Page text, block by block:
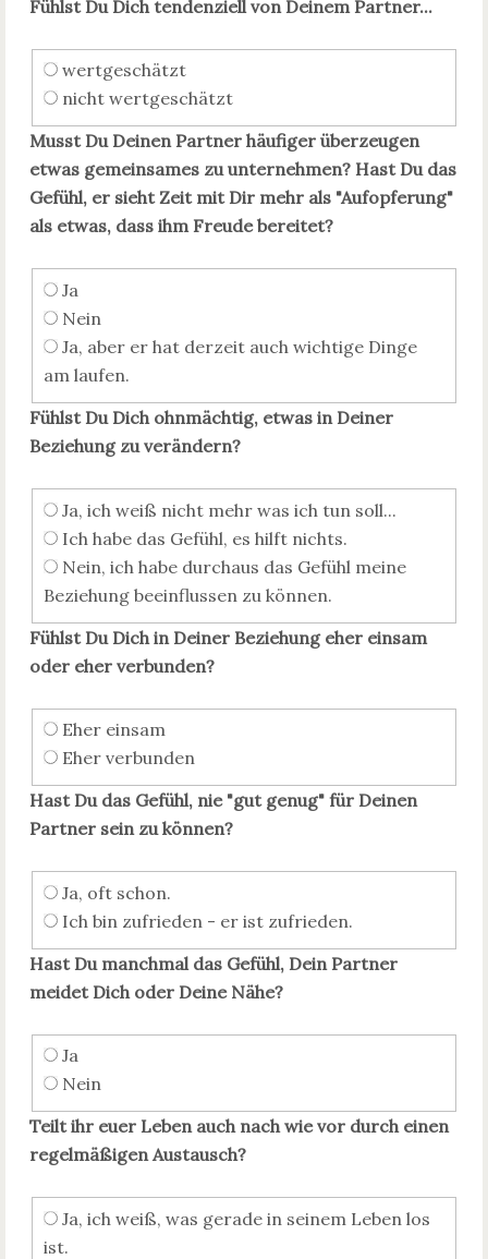
Fühlst Du Dich tendenziell von Deinem Partner...
wertgeschätzt
nicht wertgeschätzt
Musst Du Deinen Partner häufiger überzeugen
etwas gemeinsames zu unternehmen? Hast Du das
Gefühl, er sieht Zeit mit Dir mehr als "Aufopferung"
als etwas, dass ihm Freude bereitet?
Ja
Nein
Ja, aber er hat derzeit auch wichtige Dinge
am laufen.
Fühlst Du Dich ohnmächtig, etwas in Deiner
Beziehung zu verändern?
Ja, ich weiß nicht mehr was ich tun soll...
Ich habe das Gefühl, es hilft nichts.
Nein, ich habe durchaus das Gefühl meine
Beziehung beeinflussen zu können.
Fühlst Du Dich in Deiner Beziehung eher einsam
oder eher verbunden?
Eher einsam
Eher verbunden
Hast Du das Gefühl, nie "gut genug" für Deinen
Partner sein zu können?
Ja, oft schon.
Ich bin zufrieden - er ist zufrieden.
Hast Du manchmal das Gefühl, Dein Partner
meidet Dich oder Deine Nähe?
Ja
Nein
Teilt ihr euer Leben auch nach wie vor durch einen
regelmäßigen Austausch?
Ja, ich weiß, was gerade in seinem Leben los
ist.